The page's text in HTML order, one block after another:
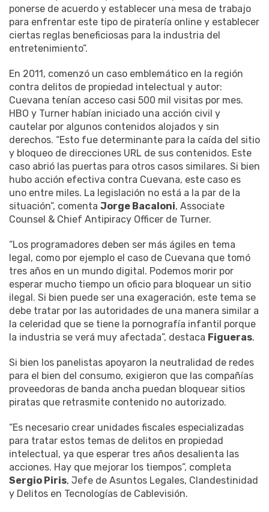
ponerse de acuerdo y establecer una mesa de trabajo
para enfrentar este tipo de piratería online y establecer
ciertas reglas beneficiosas para la industria del
entretenimiento”.
En 2011, comenzó un caso emblemático en la región
contra delitos de propiedad intelectual y autor:
Cuevana tenían acceso casi 500 mil visitas por mes.
HBO y Turner habían iniciado una acción civil y
cautelar por algunos contenidos alojados y sin
derechos. “Esto fue determinante para la caída del sitio
y bloqueo de direcciones URL de sus contenidos. Este
caso abrió las puertas para otros casos similares. Si bien
hubo acción efectiva contra Cuevana, este caso es
uno entre miles. La legislación no está a la par de la
situación”, comenta Jorge Bacaloni, Associate
Counsel & Chief Antipiracy Officer de Turner.
“Los programadores deben ser más ágiles en tema
legal, como por ejemplo el caso de Cuevana que tomó
tres años en un mundo digital. Podemos morir por
esperar mucho tiempo un oficio para bloquear un sitio
ilegal. Si bien puede ser una exageración, este tema se
debe tratar por las autoridades de una manera similar a
la celeridad que se tiene la pornografía infantil porque
la industria se verá muy afectada”, destaca Figueras.
Si bien los panelistas apoyaron la neutralidad de redes
para el bien del consumo, exigieron que las compañías
proveedoras de banda ancha puedan bloquear sitios
piratas que retrasmite contenido no autorizado.
“Es necesario crear unidades fiscales especializadas
para tratar estos temas de delitos en propiedad
intelectual, ya que esperar tres años desalienta las
acciones. Hay que mejorar los tiempos”, completa
Sergio Piris, Jefe de Asuntos Legales, Clandestinidad
y Delitos en Tecnologías de Cablevisión.